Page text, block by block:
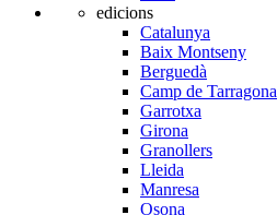
edicions
Catalunya
Baix Montseny
Berguedà
Camp de Tarragona
Garrotxa
Girona
Granollers
Lleida
Manresa
Osona